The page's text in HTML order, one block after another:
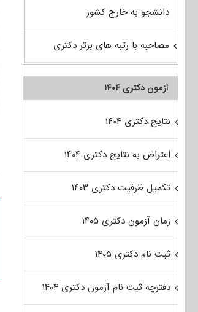
دانشجو به خارج کشور
مصاحبه با رتبه های برتر دکتری
آزمون دکتری ۱۴۰۴
نتایج دکتری ۱۴۰۴
اعتراض به نتایج دکتری ۱۴۰۴
تکمیل ظرفیت دکتری ۱۴۰۳
زمان آزمون دکتری ۱۴۰۵
ثبت نام دکتری ۱۴۰۵
دفترچه ثبت نام آزمون دکتری ۱۴۰۴